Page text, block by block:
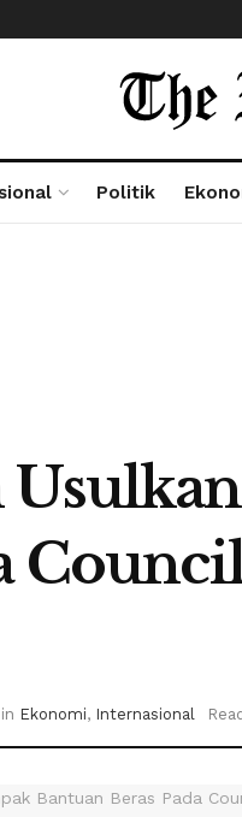
Politik
in Ekonomi, Internasional